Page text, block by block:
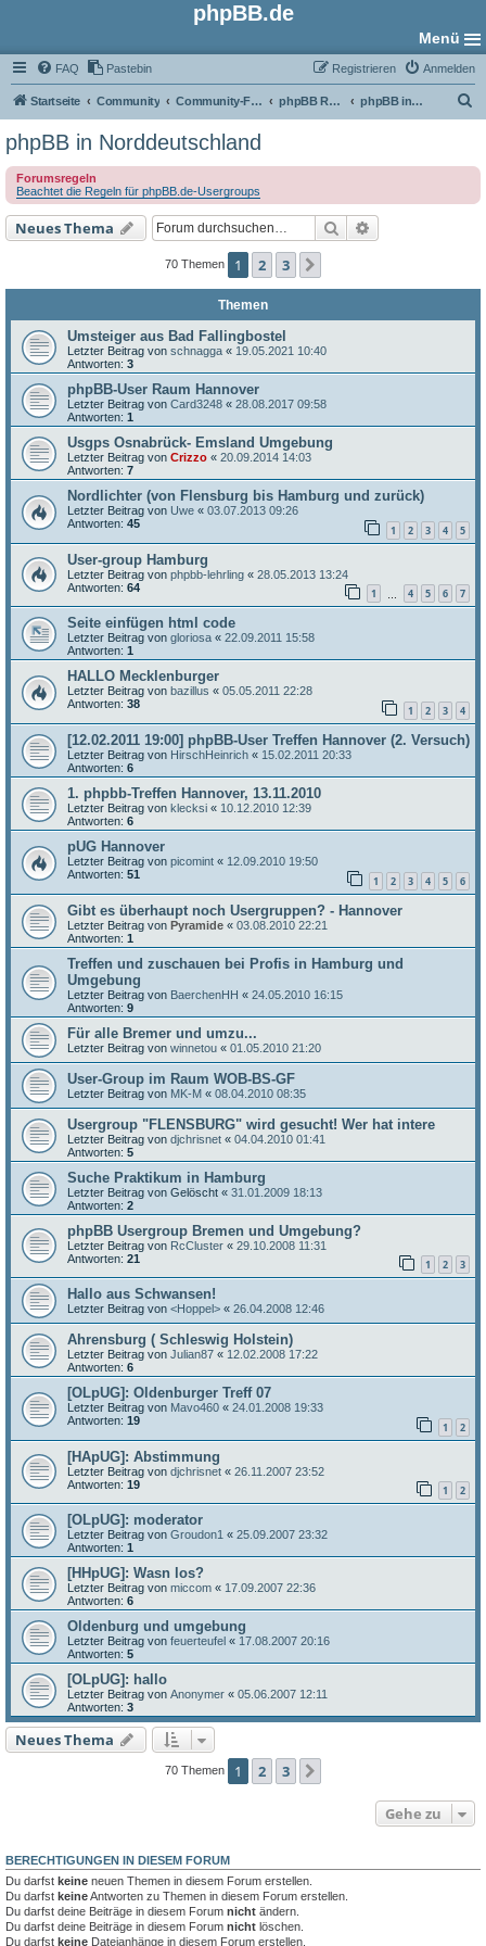
phpBB.de
Menü
FAQ Pastebin Anmelden
Registrieren
Startseite Community Community-Foren phpBB Regional phpBB in Norddeutschland
e
phpBB in Norddeutschland
Forumsregeln
Beachtet die Regeln für phpBB.de-Usergroups
Neues Thema Suche
70 Themen 1 2 3
Themen
Umsteiger aus Bad Fallingbostel
Letzter Beitrag von schnagga « 19.05.2021 10:40
Antworten: 3
phpBB-User Raum Hannover
Letzter Beitrag von Card3248 « 28.08.2017 09:58
Antworten: 1
Usgps Osnabrück- Emsland Umgebung
Letzter Beitrag von Crizzo « 20.09.2014 14:03
Antworten: 7
Nordlichter (von Flensburg bis Hamburg und zurück)
Letzter Beitrag von Uwe « 03.07.2013 09:26
Antworten: 45 1 2 3 4 5
User-group Hamburg
Letzter Beitrag von phpbb-lehrling « 28.05.2013 13:24
Antworten: 64 1 4 5 6 7
Seite einfügen html code
Letzter Beitrag von gloriosa « 22.09.2011 15:58
Antworten: 1
HALLO Mecklenburger
Letzter Beitrag von bazillus « 05.05.2011 22:28
Antworten: 38 1 2 3 4
[12.02.2011 19:00] phpBB-User Treffen Hannover (2. Versuch)
Letzter Beitrag von HirschHeinrich « 15.02.2011 20:33
Antworten: 6
1. phpbb-Treffen Hannover, 13.11.2010
Letzter Beitrag von klecksi « 10.12.2010 12:39
Antworten: 6
pUG Hannover
Letzter Beitrag von picomint « 12.09.2010 19:50
Antworten: 51 1 2 3 4 5 6
Gibt es überhaupt noch Usergruppen? - Hannover
Letzter Beitrag von Pyramide « 03.08.2010 22:21
Antworten: 1
Treffen und zuschauen bei Profis in Hamburg und
Umgebung
Letzter Beitrag von BaerchenHH « 24.05.2010 16:15
Antworten: 9
Für alle Bremer und umzu...
Letzter Beitrag von winnetou « 01.05.2010 21:20
User-Group im Raum WOB-BS-GF
Letzter Beitrag von MK-M « 08.04.2010 08:35
Usergroup "FLENSBURG" wird gesucht! Wer hat intere
Letzter Beitrag von djchrisnet « 04.04.2010 01:41
Antworten: 5
Suche Praktikum in Hamburg
Letzter Beitrag von Gelöscht « 31.01.2009 18:13
Antworten: 2
phpBB Usergroup Bremen und Umgebung?
Letzter Beitrag von RcCluster « 29.10.2008 11:31
Antworten: 21 1 2 3
Hallo aus Schwansen!
Letzter Beitrag von <Hoppel> « 26.04.2008 12:46
Ahrensburg ( Schleswig Holstein)
Letzter Beitrag von Julian87 « 12.02.2008 17:22
Antworten: 6
[OLpUG]: Oldenburger Treff 07
Letzter Beitrag von Mavo460 « 24.01.2008 19:33
Antworten: 19 1 2
[HApUG]: Abstimmung
Letzter Beitrag von djchrisnet « 26.11.2007 23:52
Antworten: 19 1 2
[OLpUG]: moderator
Letzter Beitrag von Groudon1 « 25.09.2007 23:32
Antworten: 1
[HHpUG]: Wasn los?
Letzter Beitrag von miccom « 17.09.2007 22:36
Antworten: 6
Oldenburg und umgebung
Letzter Beitrag von feuerteufel « 17.08.2007 20:16
Antworten: 5
[OLpUG]: hallo
Letzter Beitrag von Anonymer « 05.06.2007 12:11
Antworten: 3
Neues Thema
70 Themen 1 2 3
Gehe zu
BERECHTIGUNGEN IN DIESEM FORUM
Du darfst keine neuen Themen in diesem Forum erstellen.
Du darfst keineAntworten zu Themen in diesem Forum erstellen.
Du darfst deine Beiträge in diesem Forum nicht ändern.
Du darfst deine Beiträge in diesem Forum nicht löschen.
Du darfst keine Dateianhänge in diesem Forum erstellen.